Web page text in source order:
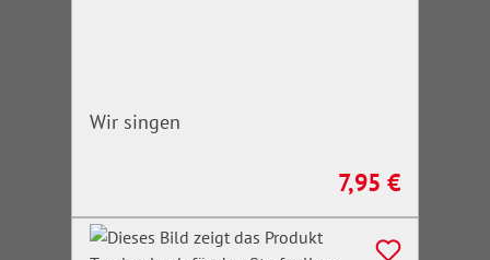
Wir singen
Regulärer Preis:
7,95 €